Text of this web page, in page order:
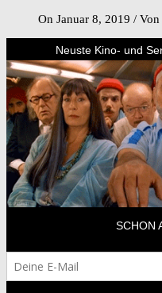
On Januar 8, 2019 / Von